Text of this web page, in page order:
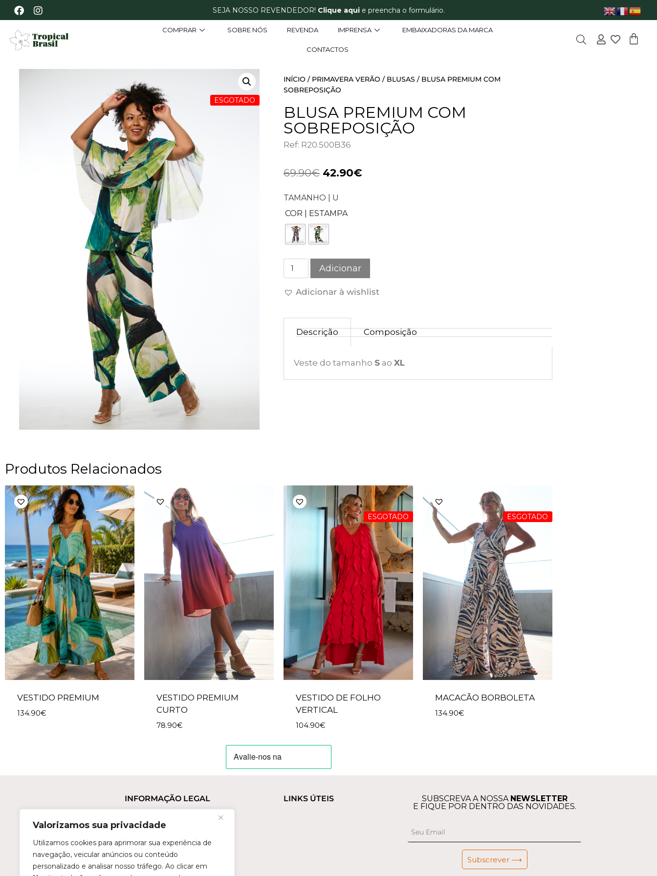
Valorizamos sua privacidade
Utilizamos cookies para aprimorar sua experiência de
navegação, veicular anúncios ou conteúdo
personalizado e analisar nosso tráfego. Ao clicar em
SEJA NOSSO REVENDEDOR! Clique aquie preencha o formulário.
COMPRAR SOBRE NÓS REVENDA IMPRENSA EMBAIXADORAS DA MARCA
CONTACTOS
ESGOTADO
INÍCIO / PRIMAVERA VERÃO / BLUSAS / BLUSA PREMIUM COM
SOBREPOSIÇÃO
BLUSA PREMIUM COM
SOBREPOSIÇÃO
Ref: R20.500B36
69.90€ 42.90€
TAMANHO | U
COR | ESTAMPA
Adicionar
Adicionar à wishlist
Descrição Composição
Veste do tamanho S ao XL
Produtos Relacionados
VESTIDO PREMIUM
134.90€
VESTIDO PREMIUM
CURTO
78.90€
ESGOTADO
VESTIDO DE FOLHO
VERTICAL
104.90€
ESGOTADO
MACACÃO BORBOLETA
134.90€
INFORMAÇÃO LEGAL
Política de Privacidade
Trocas e Devoluções
Perguntas Frequentes
Condições de Revenda
LINKS ÚTEIS SUBSCREVA A NOSSA NEWSLETTER
E FIQUE POR DENTRO DAS NOVIDADES.
Subscrever ⟶